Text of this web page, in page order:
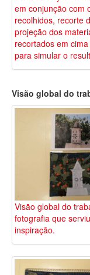
em conjunção com
recolhidos, recorte
projeção dos
recortados em
para simular o
Visão global do
Visão global do
fotografia que
inspiração.